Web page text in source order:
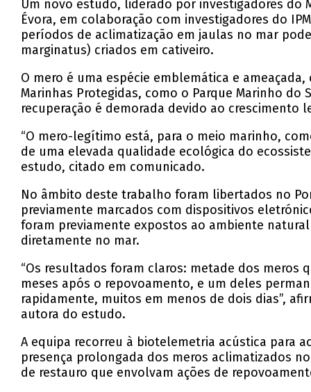
Um novo estudo, liderado por investigadores do
Évora, em colaboração com investigadores do
períodos de aclimatização em jaulas no mar
marginatus) criados em cativeiro.
O mero é uma espécie emblemática e
Marinhas Protegidas, como o Parque Marinho do
recuperação é demorada devido ao
“O mero-legítimo está, para o meio marinho,
de uma elevada qualidade ecológica do
estudo, citado em comunicado.
No âmbito deste trabalho foram libertados no
previamente marcados com dispositivos
foram previamente expostos ao ambiente
diretamente no mar.
“Os resultados foram claros: metade dos meros
meses após o repovoamento, e um deles
rapidamente, muitos em menos de dois dias”,
autora do estudo.
A equipa recorreu à biotelemetria acústica para
presença prolongada dos meros aclimatizados
de restauro que envolvam ações de